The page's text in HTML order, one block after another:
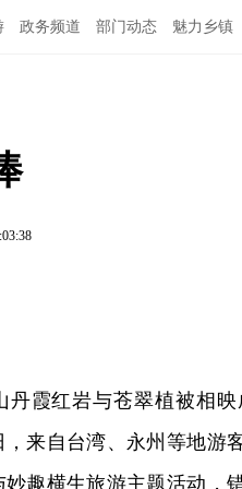
政务频道 部门动态 魅力乡镇
丹霞红岩与苍翠植被相
，来自台湾、永州等地游
趣横生旅游主题活动，